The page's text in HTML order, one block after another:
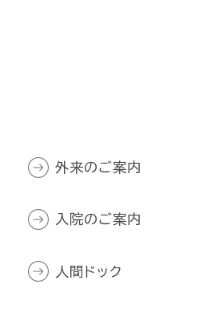
外来のご案内
入院のご案内
人間ドック